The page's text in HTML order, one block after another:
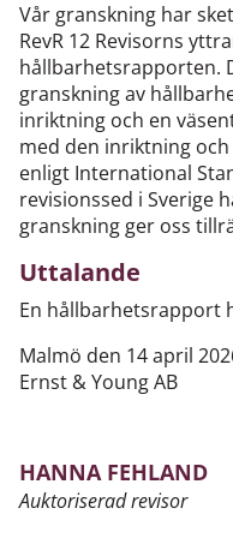
Vår granskning har
RevR 12 Revisorns
hållbarhets­rapporten.
granskning av
inriktning och en
med den inriktning
enligt International
revisionssed i Sverige
granskning ger oss
Uttalande
En hållbarhetsrapport
Malmö den 14 april
Ernst & Young AB
HANNA FEHLAND
Auktoriserad revisor